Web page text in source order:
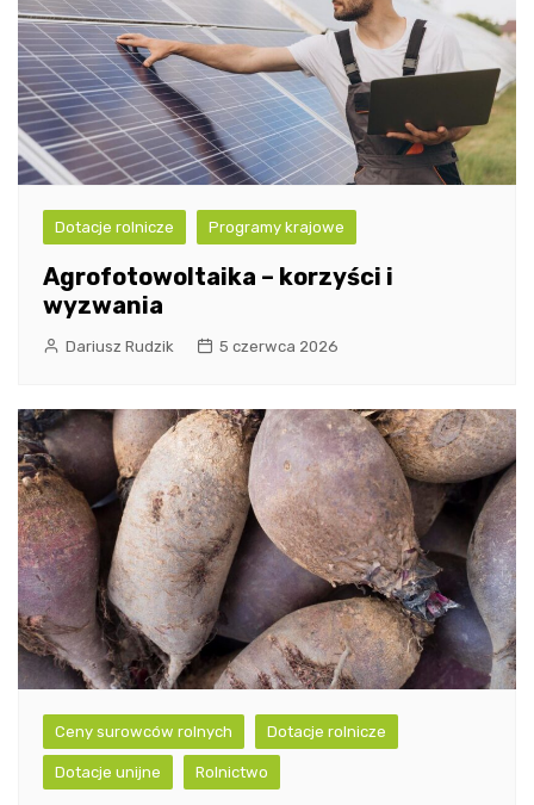
Dotacje rolnicze Programy krajowe
Agrofotowoltaika – korzyści i
wyzwania
Dariusz Rudzik 5 czerwca 2026
Ceny surowców rolnych Dotacje rolnicze
Dotacje unijne Rolnictwo